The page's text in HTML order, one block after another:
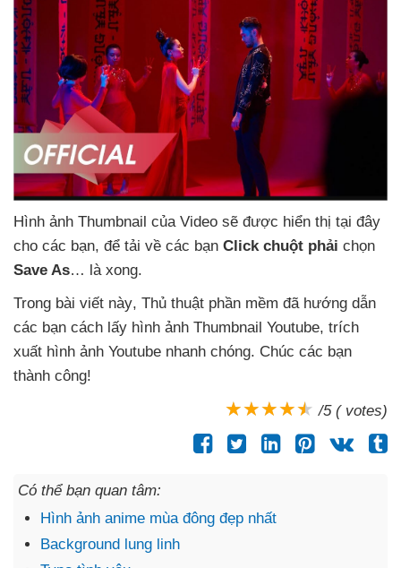
Hình ảnh Thumbnail của Video sẽ được hiển thị tại đây
cho các bạn, để tải về các bạn Click chuột phải chọn
Save As… là xong.
Trong bài viết này, Thủ thuật phần mềm đã hướng dẫn
các bạn cách lấy hình ảnh Thumbnail Youtube, trích
xuất hình ảnh Youtube nhanh chóng. Chúc các bạn
thành công!
/5 ( votes)
Có thể bạn quan tâm:
Hình ảnh anime mùa đông đẹp nhất
Background lung linh